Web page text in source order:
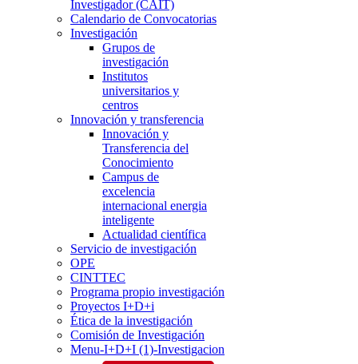
Investigador (CAIT)
Calendario de Convocatorias
Investigación
Grupos de
investigación
Institutos
universitarios y
centros
Innovación y transferencia
Innovación y
Transferencia del
Conocimiento
Campus de
excelencia
internacional energia
inteligente
Actualidad científica
Servicio de investigación
OPE
CINTTEC
Programa propio investigación
Proyectos I+D+i
Ética de la investigación
Comisión de Investigación
Menu-I+D+I (1)-Investigacion